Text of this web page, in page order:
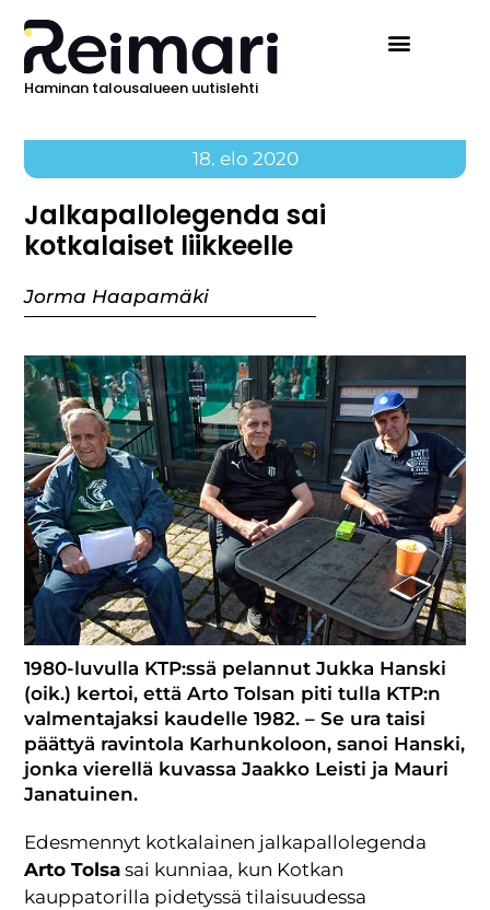
Haminan talousalueen uutislehti
18. elo 2020
Jalkapallolegenda sai
kotkalaiset liikkeelle
Jorma Haapamäki
1980-luvulla KTP:ssä pelannut Jukka Hanski
(oik.) kertoi, että Arto Tolsan piti tulla KTP:n
valmentajaksi kaudelle 1982. – Se ura taisi
päättyä ravintola Karhunkoloon, sanoi Hanski,
jonka vierellä kuvassa Jaakko Leisti ja Mauri
Janatuinen.
Edesmennyt kotkalainen jalkapallolegenda
Arto Tolsa sai kunniaa, kun Kotkan
kauppatorilla pidetyssä tilaisuudessa